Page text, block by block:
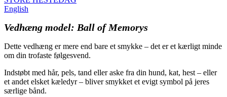
English
Vedhæng model: Ball of Memorys
Dette vedhæng er mere end bare et smykke – det er et kærligt minde
om din trofaste følgesvend.
Indstøbt med hår, pels, tand eller aske fra din hund, kat, hest – eller
et andet elsket kæledyr – bliver smykket et evigt symbol på jeres
særlige bånd.